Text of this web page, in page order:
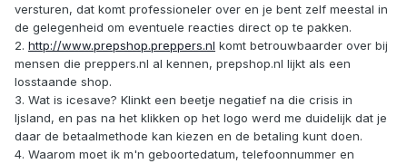
versturen, dat komt professioneler over en je bent zelf meestal in
de gelegenheid om eventuele reacties direct op te pakken.
2. http://www.prepshop.preppers.nl komt betrouwbaarder over bij
mensen die preppers.nl al kennen, prepshop.nl lijkt als een
losstaande shop.
3. Wat is icesave? Klinkt een beetje negatief na die crisis in
Ijsland, en pas na het klikken op het logo werd me duidelijk dat je
daar de betaalmethode kan kiezen en de betaling kunt doen.
4. Waarom moet ik m'n geboortedatum, telefoonnummer en